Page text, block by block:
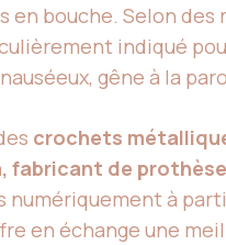
bouche. Selon des
indiqué
gêne à la
crochets
fabricant de
numériquement à
en échange une